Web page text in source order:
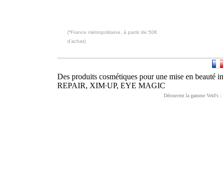
(*France métropolitaine, à partir de 50€
d’achat)
Des produits cosmétiques pour une mise en
REPAIR, XIM∙UP, EYE MAGIC
Découvrez la gamme Veld's :